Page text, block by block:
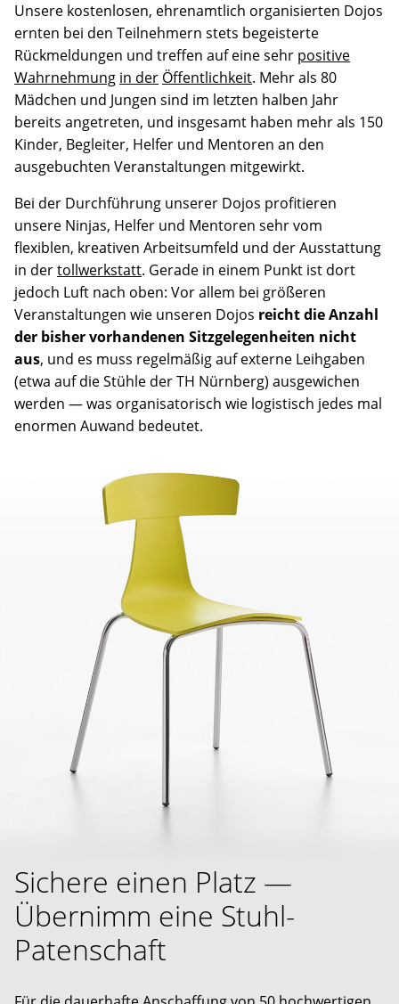
Unsere kostenlosen, ehrenamtlich organisierten Dojos
ernten bei den Teilnehmern stets begeisterte
Rückmeldungen und treffen auf eine sehr positive
Wahrnehmung in der Öffentlichkeit. Mehr als 80
Mädchen und Jungen sind im letzten halben Jahr
bereits angetreten, und insgesamt haben mehr als 150
Kinder, Begleiter, Helfer und Mentoren an den
ausgebuchten Veranstaltungen mitgewirkt.
Bei der Durchführung unserer Dojos profitieren
unsere Ninjas, Helfer und Mentoren sehr vom
flexiblen, kreativen Arbeitsumfeld und der Ausstattung
in dertollwerkstatt. Gerade in einem Punkt ist dort
jedoch Luft nach oben: Vor allem bei größeren
Veranstaltungen wie unseren Dojos reicht die Anzahl
der bisher vorhandenen Sitzgelegenheiten nicht
aus, und es muss regelmäßig auf externe Leihgaben
(etwa auf die Stühle der TH Nürnberg) ausgewichen
werden — was organisatorisch wie logistisch jedes mal
enormen Auwand bedeutet.
Sichere einen Platz —
Übernimm eine Stuhl-
Patenschaft